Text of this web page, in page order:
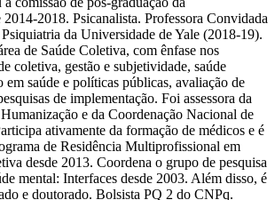
2018. Psicanalista. Professora Convidada
da Universidade de Yale (2018-19).
de Saúde Coletiva, com ênfase nos
coletiva, gestão e subjetividade, saúde
em saúde e políticas públicas, avaliação de
de implementação. Foi assessora da
e da Coordenação Nacional de
ativamente da formação de médicos e é
de Residência Multiprofissional em
desde 2013. Coordena o grupo de pesquisa
mental: Interfaces desde 2003. Além disso, é
e doutorado. Bolsista PQ 2 do CNPq.